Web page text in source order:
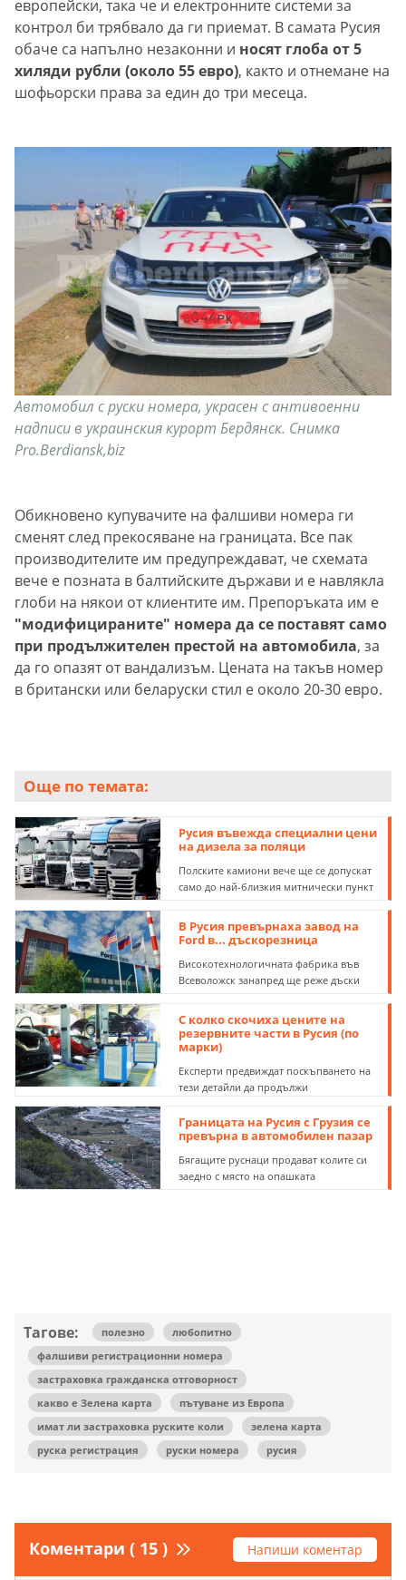
европейски, така че и електронните системи за
контрол би трябвало да ги приемат. В самата Русия
обаче са напълно незаконни и носят глоба от 5
хиляди рубли (около 55 евро), както и отнемане на
шофьорски права за един до три месеца.
Автомобил с руски номера, украсен с антивоенни
надписи в украинския курорт Бердянск. Снимка
Pro.Berdiansk,biz
Обикновено купувачите на фалшиви номера ги
сменят след прекосяване на границата. Все пак
производителите им предупреждават, че схемата
вече е позната в балтийските държави и е навлякла
глоби на някои от клиентите им. Препоръката им е
"модифицираните" номера да се поставят само
при продължителен престой на автомобила, за
да го опазят от вандализъм. Цената на такъв номер
в британски или беларуски стил е около 20-30 евро.
Още по темата:
Русия въвежда специални цени
на дизела за поляци
Полските камиони вече ще се допускат
само до най-близкия митнически пункт
В Русия превърнаха завод на
Ford в... дъскорезница
Високотехнологичната фабрика във
Всеволожск занапред ще реже дъски
С колко скочиха цените на
резервните части в Русия (по
марки)
Експерти предвиждат поскъпването на
тези детайли да продължи
Границата на Русия с Грузия се
превърна в автомобилен пазар
Бягащите руснаци продават колите си
заедно с място на опашката
Тагове: полезно
любопитно
фалшиви регистрационни номера
застраховка гражданска отговорност
какво е Зелена карта
пътуване из Европа
имат ли застраховка руските коли
зелена карта
руска регистрация
руски номера русия
Коментари ( 15 ) Напиши коментар